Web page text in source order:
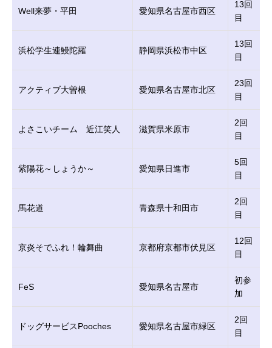
Well来夢・平田 愛知県名古屋市西区
13回
目
浜松学生連鰻陀羅 静岡県浜松市中区
13回
目
アクティブ大曽根 愛知県名古屋市北区
23回
目
よさこいチーム 近江笑人 滋賀県米原市
2回
目
紫陽花～しょうか～ 愛知県日進市
5回
目
馬花道 青森県十和田市
2回
目
京炎そでふれ！輪舞曲 京都府京都市伏見区
12回
目
FeS 愛知県名古屋市
初参
加
ドッグサービスPooches 愛知県名古屋市緑区
2回
目